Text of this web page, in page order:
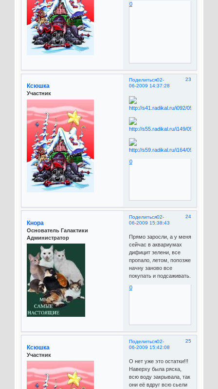
0
Поделиться 23
02-
06-2009 14:37:28
Ксюшка
Участник
0
Поделиться 24
02-
06-2009 15:38:43
Кнора
Основатель Галактики
Администратор
Прямо заросли, а у меня
сейчас в аквариумах
дифицит зелени, все
пропало, летом, попозже
начну заново все
покупать и подсаживать.
0
Поделиться 25
02-
06-2009 15:42:08
Ксюшка
Участник
О нет уже это остатки!!!
Наверху была ряска,
всю воду закрывала, так
они её вдруг всю сьели